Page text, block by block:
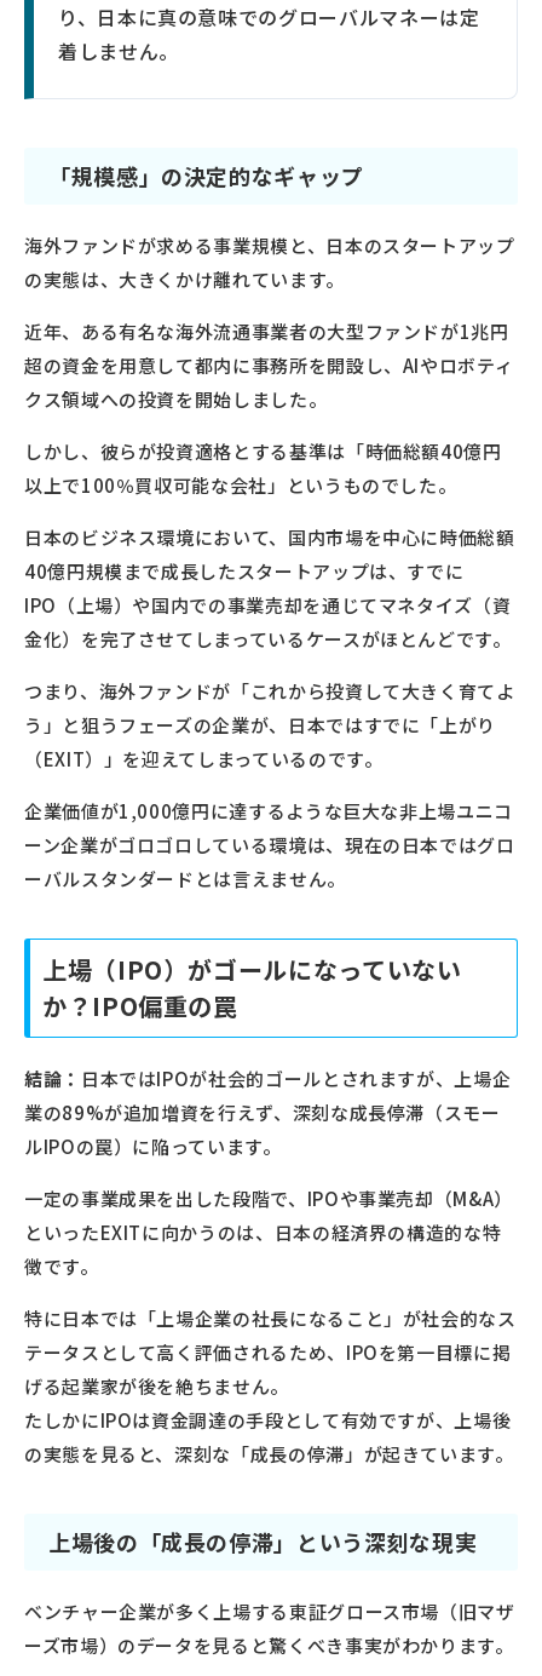
り、日本に真の意味でのグローバルマネーは定
着しません。
「規模感」の決定的なギャップ
海外ファンドが求める事業規模と、日本のスタートアップ
の実態は、大きくかけ離れています。
近年、ある有名な海外流通事業者の大型ファンドが1兆円
超の資金を用意して都内に事務所を開設し、AIやロボティ
クス領域への投資を開始しました。
しかし、彼らが投資適格とする基準は「時価総額40億円
以上で100％買収可能な会社」というものでした。
日本のビジネス環境において、国内市場を中心に時価総額
40億円規模まで成長したスタートアップは、すでに
IPO（上場）や国内での事業売却を通じてマネタイズ（資
金化）を完了させてしまっているケースがほとんどです。
つまり、海外ファンドが「これから投資して大きく育てよ
う」と狙うフェーズの企業が、日本ではすでに「上がり
（EXIT）」を迎えてしまっているのです。
企業価値が1,000億円に達するような巨大な非上場ユニコ
ーン企業がゴロゴロしている環境は、現在の日本ではグロ
ーバルスタンダードとは言えません。
上場（IPO）がゴールになっていない
か？IPO偏重の罠
結論： 日本ではIPOが社会的ゴールとされますが、上場企
業の89%が追加増資を行えず、深刻な成長停滞（スモー
ルIPOの罠）に陥っています。
一定の事業成果を出した段階で、IPOや事業売却（M&A）
といったEXITに向かうのは、日本の経済界の構造的な特
徴です。
特に日本では「上場企業の社長になること」が社会的なス
テータスとして高く評価されるため、IPOを第一目標に掲
げる起業家が後を絶ちません。
たしかにIPOは資金調達の手段として有効ですが、上場後
の実態を見ると、深刻な「成長の停滞」が起きています。
上場後の「成長の停滞」という深刻な現実
ベンチャー企業が多く上場する東証グロース市場（旧マザ
ーズ市場）のデータを見ると驚くべき事実がわかります。